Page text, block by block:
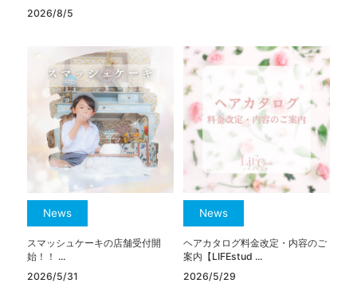
2026/8/5
News
スマッシュケーキの店舗受付開
始！！ ...
2026/5/31
News
ヘアカタログ料金改定・内容のご
案内【LIFEstud ...
2026/5/29